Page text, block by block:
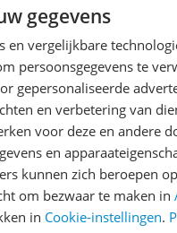
onder
het
je
gegevens
en vergelijkbare
persoonsgegevens te
gepersonaliseerde
en verbetering van
voor deze en andere
en
kunnen zich beroepen
om bezwaar te maken in
in Cookie-instellingen.